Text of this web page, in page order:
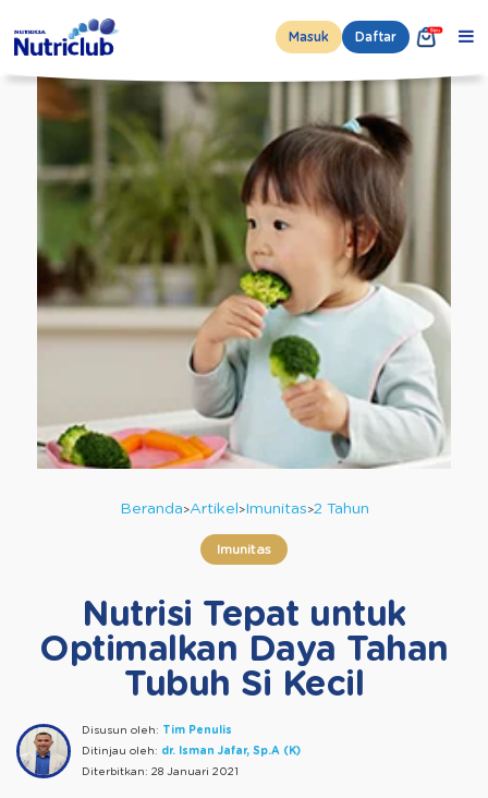
Masuk Daftar
Beranda Artikel Imunitas 2 Tahun
Imunitas
Nutrisi Tepat untuk
Optimalkan Daya Tahan
Tubuh Si Kecil
Disusun oleh: Tim Penulis
Ditinjau oleh: dr. Isman Jafar, Sp.A (K)
Diterbitkan: 28 Januari 2021